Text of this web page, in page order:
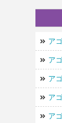
ア
ア
ア
ア
ア